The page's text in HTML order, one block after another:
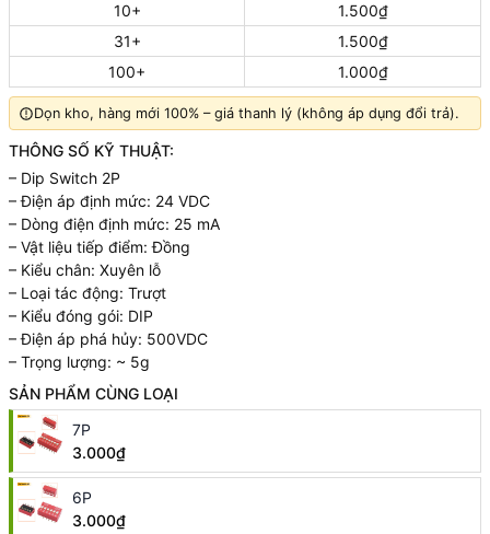
10+
1.500₫
31+
1.500₫
100+
1.000₫
Dọn kho, hàng mới 100% – giá thanh lý (không áp dụng đổi trả).
THÔNG SỐ KỸ THUẬT:
– Dip Switch 2P
– Điện áp định mức: 24 VDC
– Dòng điện định mức: 25 mA
– Vật liệu tiếp điểm: Đồng
– Kiểu chân: Xuyên lỗ
– Loại tác động: Trượt
– Kiểu đóng gói: DIP
– Điện áp phá hủy: 500VDC
– Trọng lượng: ~ 5g
SẢN PHẨM CÙNG LOẠI
7P
3.000₫
6P
3.000₫